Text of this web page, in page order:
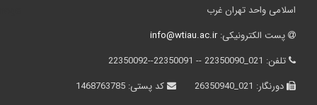
اسلامی واحد تهران غرب
پست الکترونیکی:info@wtiau.ac.ir
تلفن:021_22350090 -- 22350091--22350092
دورنگار:021_26350940 کد پستی:1468763785